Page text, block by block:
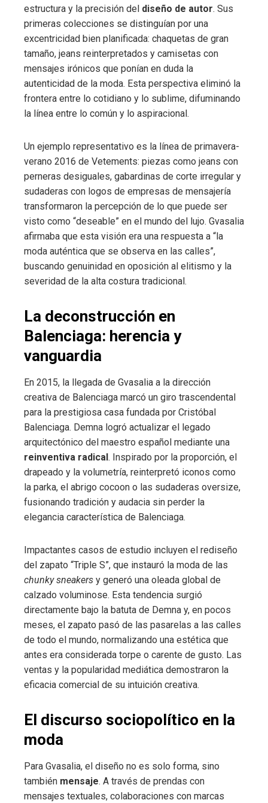
estructura y la precisión del diseño de autor. Sus
primeras colecciones se distinguían por una
excentricidad bien planificada: chaquetas de gran
tamaño, jeans reinterpretados y camisetas con
mensajes irónicos que ponían en duda la
autenticidad de la moda. Esta perspectiva eliminó la
frontera entre lo cotidiano y lo sublime, difuminando
la línea entre lo común y lo aspiracional.
Un ejemplo representativo es la línea de primavera-
verano 2016 de Vetements: piezas como jeans con
perneras desiguales, gabardinas de corte irregular y
sudaderas con logos de empresas de mensajería
transformaron la percepción de lo que puede ser
visto como “deseable” en el mundo del lujo. Gvasalia
afirmaba que esta visión era una respuesta a “la
moda auténtica que se observa en las calles”,
buscando genuinidad en oposición al elitismo y la
severidad de la alta costura tradicional.
La deconstrucción en
Balenciaga: herencia y
vanguardia
En 2015, la llegada de Gvasalia a la dirección
creativa de Balenciaga marcó un giro trascendental
para la prestigiosa casa fundada por Cristóbal
Balenciaga. Demna logró actualizar el legado
arquitectónico del maestro español mediante una
reinventiva radical. Inspirado por la proporción, el
drapeado y la volumetría, reinterpretó iconos como
la parka, el abrigo cocoon o las sudaderas oversize,
fusionando tradición y audacia sin perder la
elegancia característica de Balenciaga.
Impactantes casos de estudio incluyen el rediseño
del zapato “Triple S”, que instauró la moda de las
chunky sneakers y generó una oleada global de
calzado voluminose. Esta tendencia surgió
directamente bajo la batuta de Demna y, en pocos
meses, el zapato pasó de las pasarelas a las calles
de todo el mundo, normalizando una estética que
antes era considerada torpe o carente de gusto. Las
ventas y la popularidad mediática demostraron la
eficacia comercial de su intuición creativa.
El discurso sociopolítico en la
moda
Para Gvasalia, el diseño no es solo forma, sino
también mensaje. A través de prendas con
mensajes textuales, colaboraciones con marcas